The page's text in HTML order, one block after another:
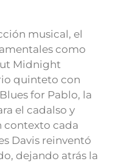
musical, el
como
Midnight
quinteto con
for Pablo, la
el cadalso y
contexto cada
Davis reinventó
dejando atrás la